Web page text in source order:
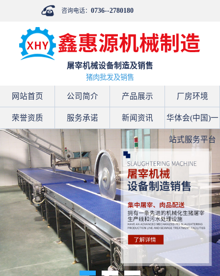
咨询电话：0736--2780180
屠宰机械设备制造及销售
猪肉批发及销售
网站首页 公司简介 产品展示 厂房环境
荣誉资质 服务承诺 新闻资讯 华体会(中国)一
站式服务平台